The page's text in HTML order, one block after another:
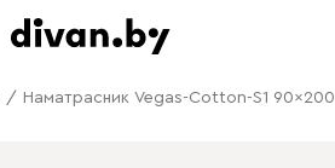
/ Наматрасник Vegas-Cotton-S1 90x200